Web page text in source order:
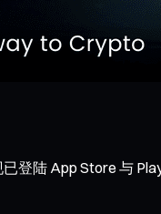
登陆 App Store 与